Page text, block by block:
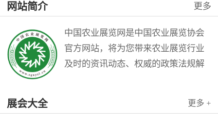
讲话精神，充分发挥澳门作为中
国与葡语国家商贸合作服务平台
的优...
网站简介 更多
中国农业展览网是中国农业展览协会
官方网站，将为您带来农业展览行业
及时的资讯动态、权威的政策法规解
展会大全 更多 +